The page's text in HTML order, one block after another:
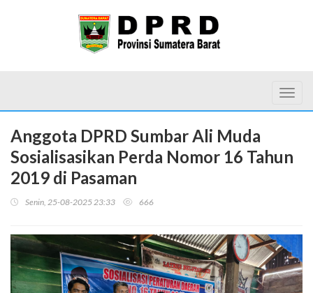
Anggota DPRD Sumbar Ali Muda
Sosialisasikan Perda Nomor 16 Tahun
2019 di Pasaman
Senin, 25-08-2025 23:33 666